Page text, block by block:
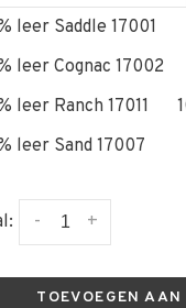
leer Saddle 17001
leer Cognac 17002
leer Ranch 17011
leer Sand 17007
+
-
TOEVOEGEN